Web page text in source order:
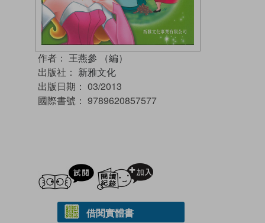
作者： 王燕參 （編）
出版社： 新雅文化
出版日期： 03/2013
國際書號： 9789620857577
試閲
借閱實體書